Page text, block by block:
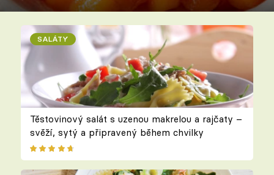
SALÁTY
Těstovinový salát s uzenou makrelou a rajčaty –
svěží, sytý a připravený během chvilky